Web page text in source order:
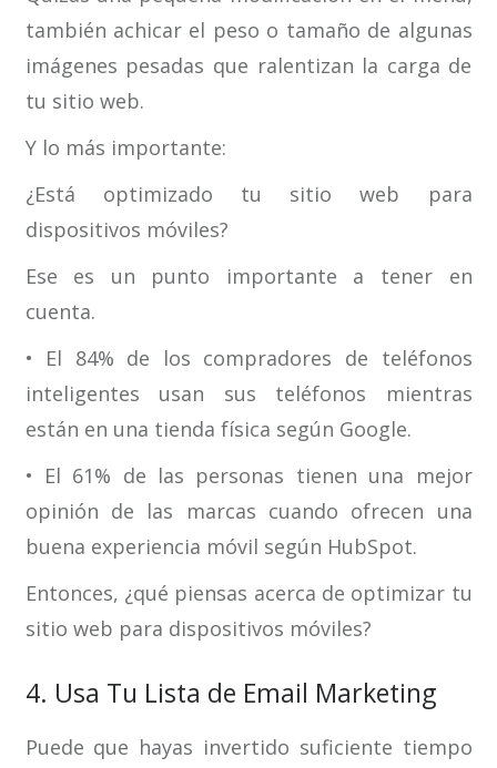
también achicar el peso o tamaño de algunas
imágenes pesadas que ralentizan la carga de
tu sitio web.
Y lo más importante:
¿Está optimizado tu sitio web para
dispositivos móviles?
Ese es un punto importante a tener en
cuenta.
• El 84% de los compradores de teléfonos
inteligentes usan sus teléfonos mientras
están en una tienda física según Google.
• El 61% de las personas tienen una mejor
opinión de las marcas cuando ofrecen una
buena experiencia móvil según HubSpot.
Entonces, ¿qué piensas acerca de optimizar tu
sitio web para dispositivos móviles?
4. Usa Tu Lista de Email Marketing
Puede que hayas invertido suficiente tiempo